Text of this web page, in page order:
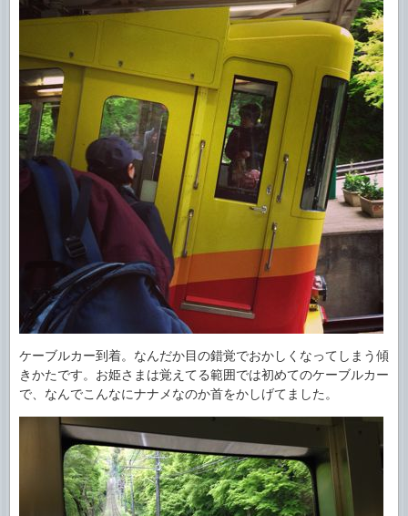
ケーブルカー到着。なんだか目の錯覚でおかしくなってしまう傾
きかたです。お姫さまは覚えてる範囲では初めてのケーブルカー
で、なんでこんなにナナメなのか首をかしげてました。